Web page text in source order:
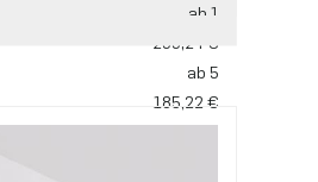
ab 1
233,24 €
ab 5
185,22 €